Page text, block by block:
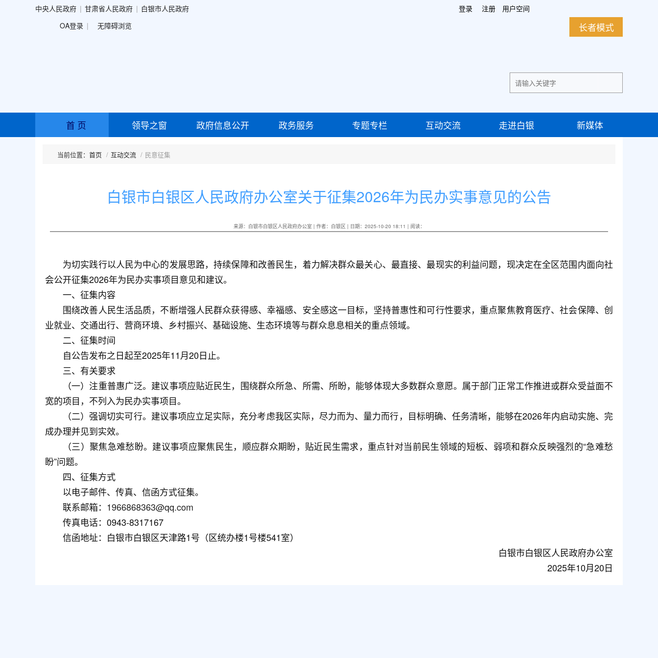
中央人民政府 甘肃省人民政府 白银市人民政府 登录 注册
用户空间
OA登录
无障碍浏览 长者模式
首 页 领导之窗 政府信息公开 政务服务 专题专栏 互动交流 走进白银 新媒体
首页 互动交流 民意征集
白银市白银区人民政府办公室关于征集2026年为民办实事意见的公告
来源：白银市白银区人民政府办公室 | 作者：白银区 | 日期：2025-10-20 18:11 | 阅读：
为切实践行以人民为中心的发展思路，持续保障和改善民生，着力解决群众最关心、最直接、最现实的利益问题，现决定在全区范围内面向社
会公开征集2026年为民办实事项目意见和建议。
一、征集内容
围绕改善人民生活品质，不断增强人民群众获得感、幸福感、安全感这一目标，坚持普惠性和可行性要求，重点聚焦教育医疗、社会保障、创
业就业、交通出行、营商环境、乡村振兴、基础设施、生态环境等与群众息息相关的重点领域。
二、征集时间
自公告发布之日起至2025年11月20日止。
三、有关要求
（一）注重普惠广泛。建议事项应贴近民生，围绕群众所急、所需、所盼，能够体现大多数群众意愿。属于部门正常工作推进或群众受益面不
宽的项目，不列入为民办实事项目。
（二）强调切实可行。建议事项应立足实际，充分考虑我区实际，尽力而为、量力而行，目标明确、任务清晰，能够在2026年内启动实施、完
成办理并见到实效。
（三）聚焦急难愁盼。建议事项应聚焦民生，顺应群众期盼，贴近民生需求，重点针对当前民生领域的短板、弱项和群众反映强烈的“急难愁
盼”问题。
四、征集方式
以电子邮件、传真、信函方式征集。
联系邮箱： 1966868363@qq.com
传真电话：0943-8317167
信函地址：白银市白银区天津路1号（区统办楼1号楼541室）
白银市白银区人民政府办公室
2025年10月20日